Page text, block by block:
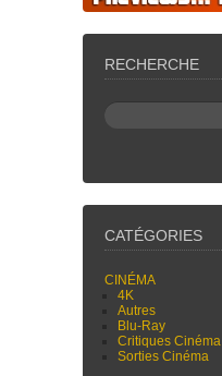
RECHERCHE
CATÉGORIES
CINÉMA
4K
Autres
Blu-Ray
Critiques Cinéma
Sorties Cinéma